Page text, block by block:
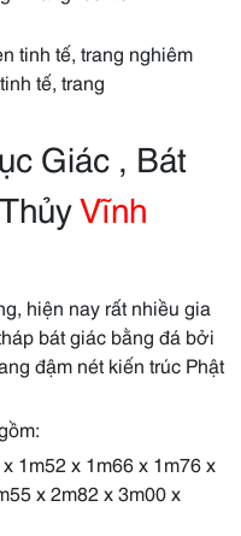
tế, trang
Giác , Bát
Vĩnh
hiện nay rất nhiều gia
bát giác bằng đá bởi
đậm nét kiến trúc Phật
1m52 x 1m66 x 1m76 x
x 2m82 x 3m00 x